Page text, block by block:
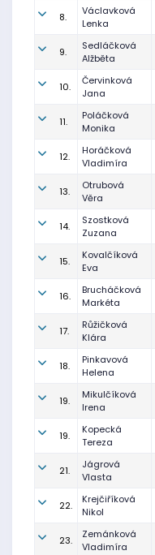
8.
Václavková
Lenka
9.
Sedláčková
Alžběta
10.
Červinková
Jana
11.
Poláčková
Monika
12.
Horáčková
Vladimíra
13.
Otrubová
Věra
14.
Szostková
Zuzana
15.
Kovalčíková
Eva
16.
Brucháčková
Markéta
17.
Růžičková
Klára
18.
Pinkavová
Helena
19.
Mikulčíková
Irena
19.
Kopecká
Tereza
21.
Jágrová
Vlasta
22.
Krejčiříková
Nikol
23.
Zemánková
Vladimíra